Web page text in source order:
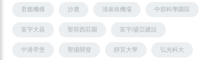
君鑑機構 沙鹿 清泉崗機場 中部科學園區
富宇大器 聖荷西莊園 富宇/盛亞建設
中港帝堡 聖揚開發 靜宜大學 弘光科大